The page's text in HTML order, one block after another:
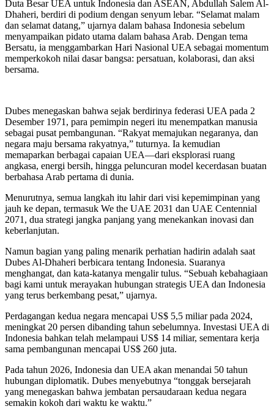
Duta Besar UEA untuk Indonesia dan ASEAN, Abdullah Salem Al-
Dhaheri, berdiri di podium dengan senyum lebar. “Selamat malam
dan selamat datang,” ujarnya dalam bahasa Indonesia sebelum
menyampaikan pidato utama dalam bahasa Arab. Dengan tema
Bersatu, ia menggambarkan Hari Nasional UEA sebagai momentum
memperkokoh nilai dasar bangsa: persatuan, kolaborasi, dan aksi
bersama.
Dubes menegaskan bahwa sejak berdirinya federasi UEA pada 2
Desember 1971, para pemimpin negeri itu menempatkan manusia
sebagai pusat pembangunan. “Rakyat memajukan negaranya, dan
negara maju bersama rakyatnya,” tuturnya. Ia kemudian
memaparkan berbagai capaian UEA—dari eksplorasi ruang
angkasa, energi bersih, hingga peluncuran model kecerdasan buatan
berbahasa Arab pertama di dunia.
Menurutnya, semua langkah itu lahir dari visi kepemimpinan yang
jauh ke depan, termasuk We the UAE 2031 dan UAE Centennial
2071, dua strategi jangka panjang yang menekankan inovasi dan
keberlanjutan.
Namun bagian yang paling menarik perhatian hadirin adalah saat
Dubes Al-Dhaheri berbicara tentang Indonesia. Suaranya
menghangat, dan kata-katanya mengalir tulus. “Sebuah kebahagiaan
bagi kami untuk merayakan hubungan strategis UEA dan Indonesia
yang terus berkembang pesat,” ujarnya.
Perdagangan kedua negara mencapai US$ 5,5 miliar pada 2024,
meningkat 20 persen dibanding tahun sebelumnya. Investasi UEA di
Indonesia bahkan telah melampaui US$ 14 miliar, sementara kerja
sama pembangunan mencapai US$ 260 juta.
Pada tahun 2026, Indonesia dan UEA akan menandai 50 tahun
hubungan diplomatik. Dubes menyebutnya “tonggak bersejarah
yang menegaskan bahwa jembatan persaudaraan kedua negara
semakin kokoh dari waktu ke waktu.”